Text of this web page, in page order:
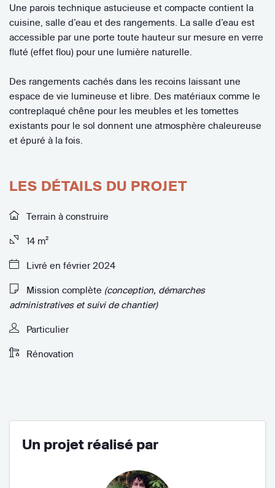
Une parois technique astucieuse et compacte contient la
cuisine, salle d’eau et des rangements. La salle d’eau est
accessible par une porte toute hauteur sur mesure en verre
fluté (effet flou) pour une lumière naturelle.
Des rangements cachés dans les recoins laissant une
espace de vie lumineuse et libre. Des matériaux comme le
contreplaqué chêne pour les meubles et les tomettes
existants pour le sol donnent une atmosphère chaleureuse
et épuré à la fois.
LES DÉTAILS DU PROJET
Terrain à construire
14 m²
Livré en février 2024
Mission complète (conception, démarches
administratives et suivi de chantier)
Particulier
Rénovation
Un projet réalisé par